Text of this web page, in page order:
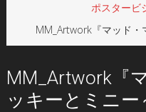
ポスタービ
MM_Artwork『マッド・
MM_Artwork『
ッキーとミニー